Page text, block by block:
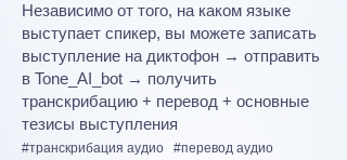
Независимо от того, на каком языке
выступает спикер, вы можете записать
выступление на диктофон → отправить
в Tone_AI_bot → получить
транскрибацию + перевод + основные
тезисы выступления
#транскрибация аудио #перевод аудио